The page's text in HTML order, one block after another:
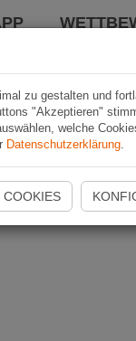
zu gestalten und
"Akzeptieren"
welche
Datenschutzerklärung.
COOKIES